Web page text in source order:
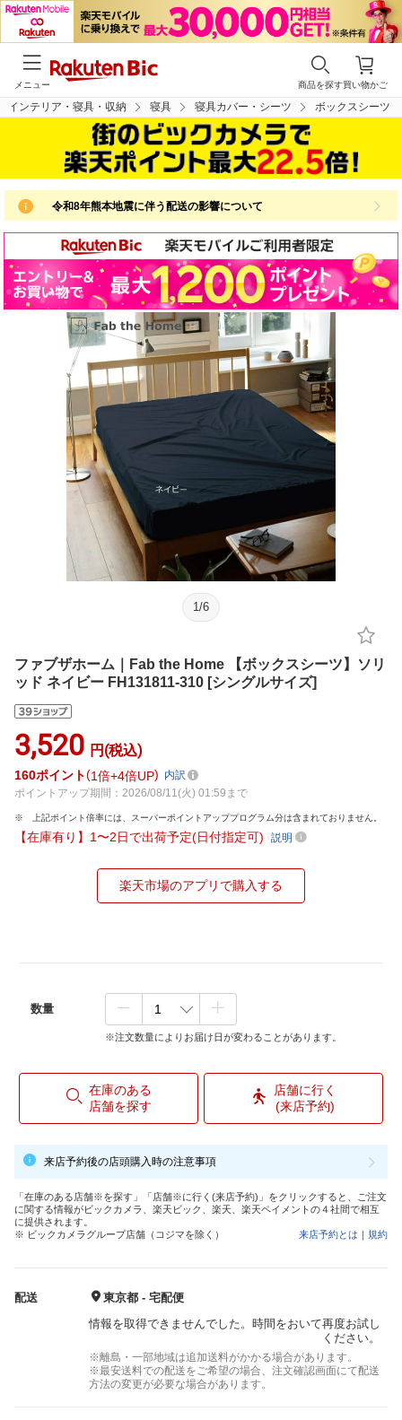
買い物かご
商品を探す
メニュー
インテリア・寝具・収納 寝具 寝具カバー・シーツ ボックスシーツ
令和8年熊本地震に伴う配送の影響について
1 /6
ファブザホーム｜Fab the Home 【ボックスシーツ】ソリ
ッド ネイビー FH131811-310 [シングルサイズ]
3,520 円(税込)
160ポイント 1倍 4倍UP
内訳
ポイントアップ期間：2026/08/11(火) 01:59まで
上記ポイント倍率には、スーパーポイントアッププログラム分は含まれておりません。
【在庫有り】1〜2日で出荷予定(日付指定可) 説明
楽天市場のアプリで購入する
数量
※注文数量によりお届け日が変わることがあります。
在庫のある
店舗を探す
店舗に行く
(来店予約)
来店予約後の店頭購入時の注意事項
「在庫のある店舗※を探す」「店舗※に行く(来店予約)」をクリックすると、ご注文
に関する情報がビックカメラ、楽天ビック、楽天、楽天ペイメントの４社間で相互
に提供されます。
※ ビックカメラグループ店舗（コジマを除く）
来店予約とは ｜ 規約
配送
東京都 - 宅配便
情報を取得できませんでした。時間をおいて再度お試し
ください。
※離島・一部地域は追加送料がかかる場合があります。
※最安送料での配送をご希望の場合、注文確認画面にて配送
方法の変更が必要な場合があります。